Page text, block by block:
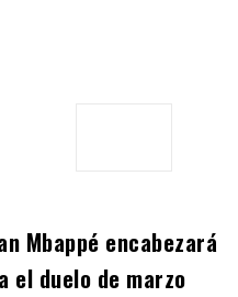
Mbappé encabezará
duelo de marzo